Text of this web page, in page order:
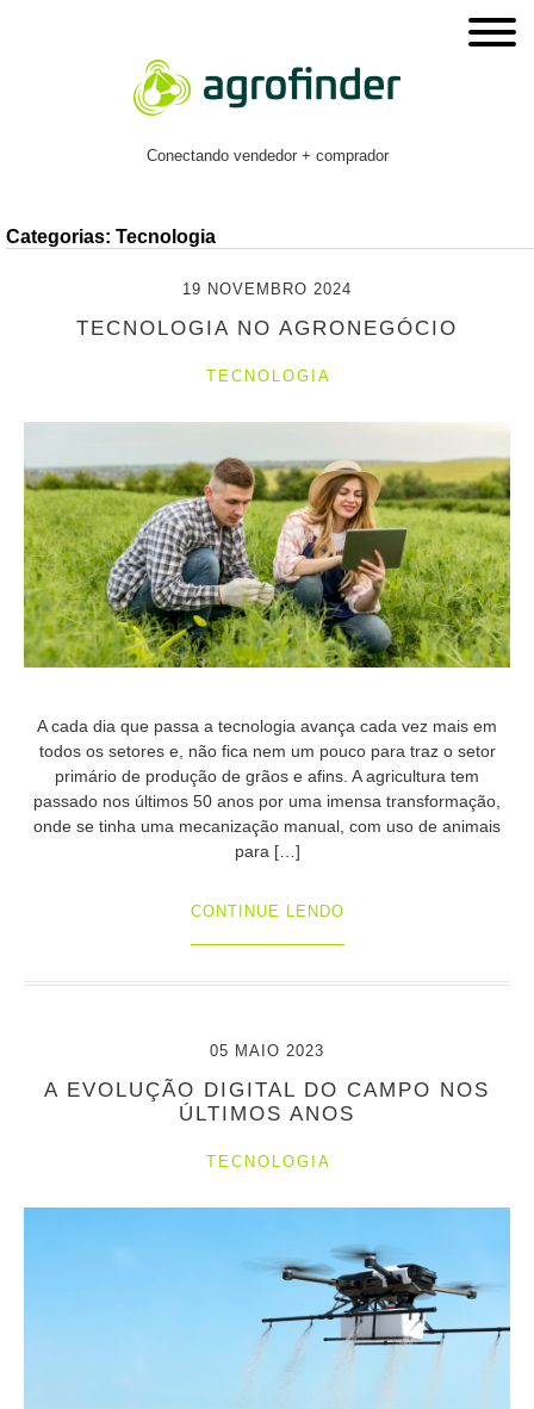
Conectando vendedor + comprador
Categorias: Tecnologia
19 NOVEMBRO 2024
TECNOLOGIA NO AGRONEGÓCIO
TECNOLOGIA
A cada dia que passa a tecnologia avança cada vez mais em
todos os setores e, não fica nem um pouco para traz o setor
primário de produção de grãos e afins. A agricultura tem
passado nos últimos 50 anos por uma imensa transformação,
onde se tinha uma mecanização manual, com uso de animais
para […]
CONTINUE LENDO
05 MAIO 2023
A EVOLUÇÃO DIGITAL DO CAMPO NOS
ÚLTIMOS ANOS
TECNOLOGIA